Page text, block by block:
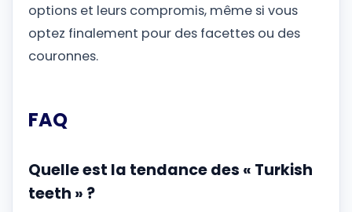
options et leurs compromis, même si vous
optez finalement pour des facettes ou des
couronnes.
FAQ
Quelle est la tendance des « Turkish
teeth » ?